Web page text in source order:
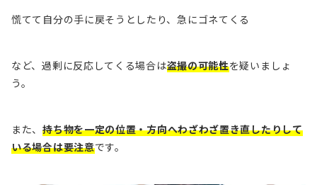
慌てて自分の手に戻そうとしたり、急にゴネてくる
など、過剰に反応してくる場合は盗撮の可能性を疑いましょ
う。
また、持ち物を一定の位置・方向へわざわざ置き直したりして
いる場合は要注意です。